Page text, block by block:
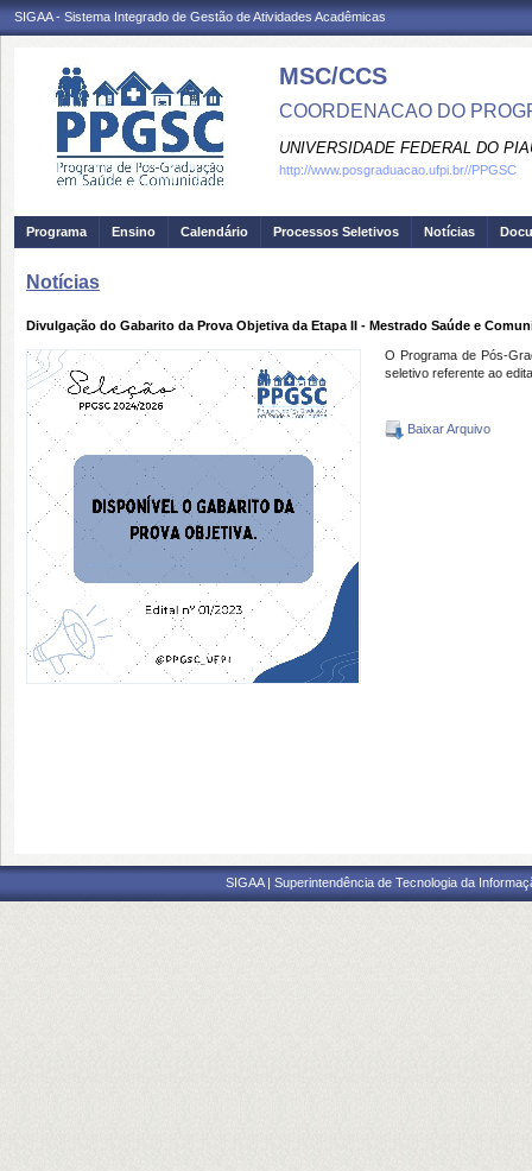
SIGAA - Sistema Integrado de Gestão de Atividades Acadêmicas
MSC/CCS
COORDENACAO DO
UNIVERSIDADE FEDERAL DO
http://www.posgraduacao.ufpi.br//PPGSC
Programa Ensino Calendário Processos Seletivos Notícias
Notícias
Divulgação do Gabarito da Prova Objetiva da Etapa II - Mestrado Saúde e
O Programa de Pós-
seletivo referente ao
Baixar Arquivo
SIGAA | Superintendência de Tecnologia da